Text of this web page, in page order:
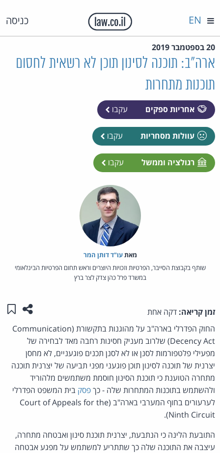
כניסה EN
20 בספטמבר 2019
ארה"ב: תוכנה לסינון תוכן לא רשאית לחסום
תוכנות מתחרות
אחריות ספקים עקבו
עוולות מסחריות עקבו
רגולציה וממשל עקבו
מאת‏עו"ד דותן המר
שותף בקבוצת הסייבר, הפרטיות וזכויות היוצרים וראש תחום הפרטיות הבינלאומי
במשרד פרל כהן צדק לצר ברץ
זמן קריאה: דקה אחת שתפו
החוק הפדרלי בארה"ב על מהוגנות בתקשורת (Communication
Decency Act) שלרוב מעניק חסינות רחבה מאד לבחירה של
מפעילי פלטפורמות לסנן או לא לסנן תכנים פוגעניים, לא מחסן
יצרנית של תוכנה לסינון תוכן פוגעני מפני תביעה של יצרנית תוכנה
מתחרה הטוענת כי תוכנת הסינון חוסמת משתמשים מלהוריד
ולהשתמש בתוכנות המתחרות שלה - כךפסק בית המשפט הפדרלי
לערעורים בחוף המערבי בארה"ב (Court of Appeals for the
Ninth Circuit).
התובעת הלינה כי הנתבעת, יצרנית תוכנת סינון ואבטחה מתחרה,
עיצבה את התוכנה שלה כך שתתריע למשתמש על מפגע אבטחה